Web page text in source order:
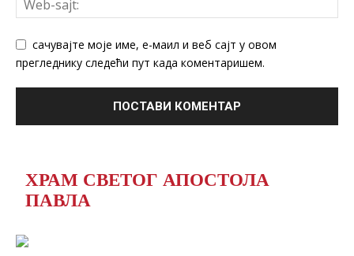
сачувајте моје име, е-маил и веб сајт у овом
прегледнику следећи пут када коментаришем.
ХРАМ СВЕТОГ АПОСТОЛА
ПАВЛА